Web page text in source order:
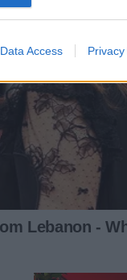
Data Access